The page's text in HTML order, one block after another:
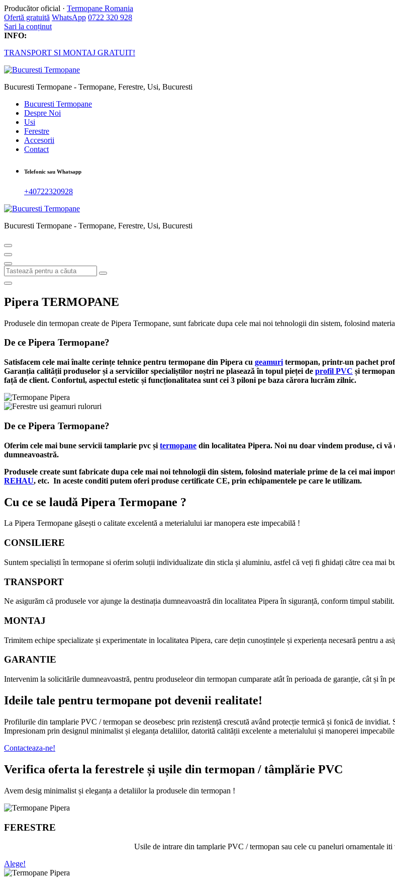
Producător oficial · Termopane Romania
Ofertă gratuită WhatsApp 0722 320 928
Sari la conținut
INFO:
TRANSPORT SI MONTAJ GRATUIT!
Bucuresti Termopane - Termopane, Ferestre, Usi, Bucuresti
Bucuresti Termopane
Despre Noi
Usi
Ferestre
Accesorii
Contact
Telefonic sau Whatsapp
+40722320928
Bucuresti Termopane - Termopane, Ferestre, Usi, Bucuresti
Pipera TERMOPANE
Produsele din termopan create de Pipera Termopane, sunt fabricate dupa cele mai noi tehnologii din sistem, folosind
De ce Pipera Termopane?
Satisfacem cele mai înalte cerințe tehnice pentru termopane din Pipera cu geamuri termopan, printr-un pachet
Garanția calității produselor și a serviciilor specialiștilor noștri ne plasează în topul pieței de profil PVC și
față de client. Confortul, aspectul estetic și funcționalitatea sunt cei 3 piloni pe baza cărora lucrăm zilnic.
De ce Pipera Termopane?
Oferim cele mai bune servicii tamplarie pvc și termopane din localitatea Pipera. Noi nu doar vindem produse, ci
dumneavoastră.
Produsele create sunt fabricate dupa cele mai noi tehnologii din sistem, folosind materiale prime de la cei mai
REHAU, etc. In aceste conditi putem oferi produse certificate CE, prin echipamentele pe care le utilizam.
Cu ce se laudă Pipera Termopane ?
La Pipera Termopane găsești o calitate excelentă a meterialului iar manopera este impecabilă !
CONSILIERE
Suntem specialiști în termopane si oferim soluții individualizate din sticla și aluminiu, astfel că veți fi ghidați către cea mai
TRANSPORT
Ne asigurăm că produsele vor ajunge la destinația dumneavoastră din localitatea Pipera în siguranță, conform timpul stabilit.
MONTAJ
Trimitem echipe specializate și experimentate in localitatea Pipera, care dețin cunoștințele și experiența necesară pentru a
GARANTIE
Intervenim la solicitările dumneavoastră, pentru produseleor din termopan cumparate atât în perioada de garanție, cât și în
Ideile tale pentru termopane pot devenii realitate!
Profilurile din tamplarie PVC / termopan se deosebesc prin rezistență crescută având protecție termică și fonică de
Impresionam prin designul minimalist și eleganța detaliilor, datorită calității excelente a meterialului și manoperei
Contacteaza-ne!
Verifica oferta la ferestrele și ușile din termopan / tâmplărie PVC
Avem desig minimalist și eleganța a detaliilor la produsele din termopan !
FERESTRE
Usile de intrare din tamplarie PVC / termopan sau cele cu paneluri ornamentale
Alege!